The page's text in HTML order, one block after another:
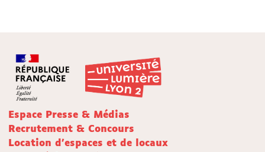
Espace Presse & Médias
Recrutement & Concours
Location d'espaces et de locaux